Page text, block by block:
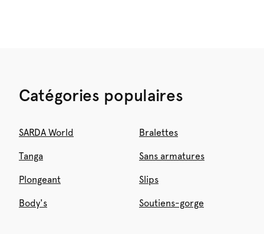
Catégories populaires
SARDA World Bralettes
Tanga Sans armatures
Plongeant Slips
Body's Soutiens-gorge